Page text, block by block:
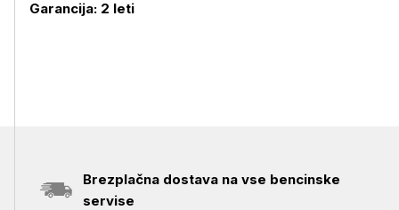
Garancija: 2 leti
Brezplačna dostava na vse bencinske
servise